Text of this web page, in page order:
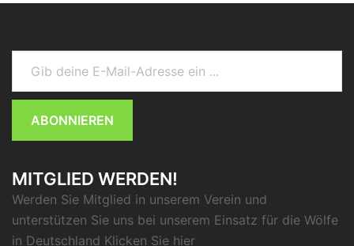
Gib deine E-Mail-Adresse ein ...
ABONNIEREN
MITGLIED WERDEN!
Werden Sie Mitglied in unserem Verein und
unterstützen Sie uns bei unserem Einsatz für die Wölfe
in Deutschland Klicken Sie hier